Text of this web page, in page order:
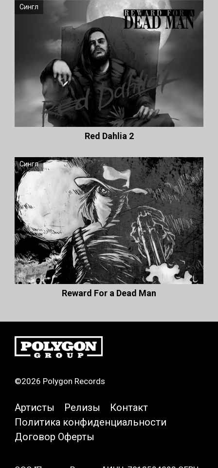
Сингл
Red Dahlia 2
Сингл
Reward For a Dead Man
©2026 Polygon Records
Артисты Релизы
Контакт
Политика конфиденциальности
Договор Оферты